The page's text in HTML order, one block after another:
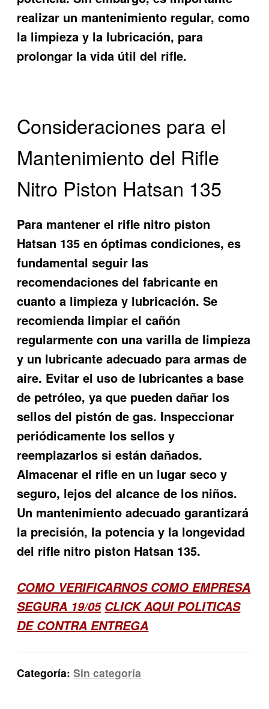
realizar un mantenimiento regular, como
la limpieza y la lubricación, para
prolongar la vida útil del rifle.
Consideraciones para el
Mantenimiento del Rifle
Nitro Piston Hatsan 135
Para mantener el rifle nitro piston
Hatsan 135 en óptimas condiciones, es
fundamental seguir las
recomendaciones del fabricante en
cuanto a limpieza y lubricación. Se
recomienda limpiar el cañón
regularmente con una varilla de limpieza
y un lubricante adecuado para armas de
aire. Evitar el uso de lubricantes a base
de petróleo, ya que pueden dañar los
sellos del pistón de gas. Inspeccionar
periódicamente los sellos y
reemplazarlos si están dañados.
Almacenar el rifle en un lugar seco y
seguro, lejos del alcance de los niños.
Un mantenimiento adecuado garantizará
la precisión, la potencia y la longevidad
del rifle nitro piston Hatsan 135.
COMO VERIFICARNOS COMO EMPRESA
SEGURA 19/05 CLICK AQUI POLITICAS
DE CONTRA ENTREGA
Categoría:Sin categoría